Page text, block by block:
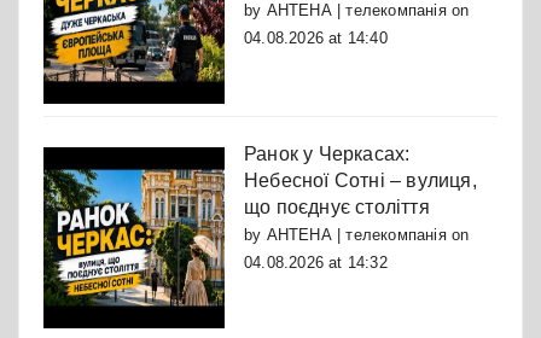
by АНТЕНА | телекомпаніяon
04.08.2026 at 14:40
Ранок у Черкасах:
Небесної Сотні – вулиця,
що поєднує століття
by АНТЕНА | телекомпаніяon
04.08.2026 at 14:32